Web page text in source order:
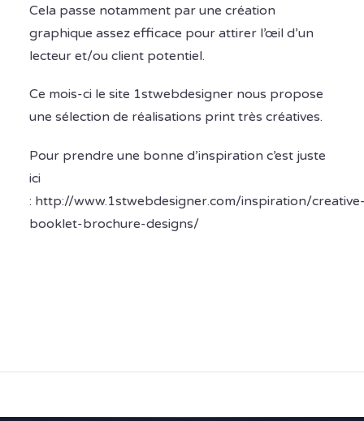
Cela passe notamment par une création
graphique assez efficace pour attirer l’œil d’un
lecteur et/ou client potentiel.
Ce mois-ci le site 1stwebdesigner nous propose
une sélection de réalisations print très créatives.
Pour prendre une bonne d’inspiration c’est juste
ici
: http://www.1stwebdesigner.com/inspiration/
booklet-brochure-designs/